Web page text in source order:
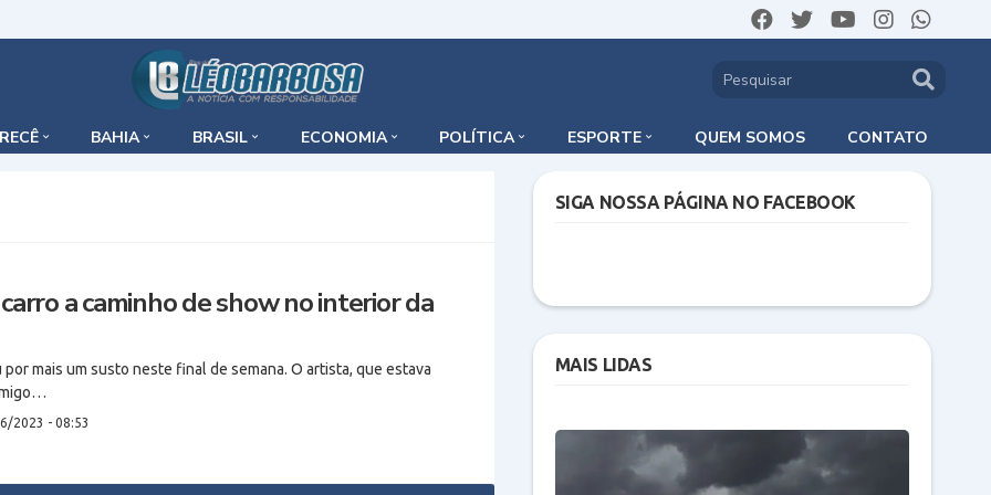
BAHIA BRASIL ECONOMIA POLÍTICA ESPORTE QUEM SOMOS CONTATO
a caminho de show no interior da
mais um susto neste final de semana. O artista, que estava
2023 - 08:53
SIGA NOSSA PÁGINA NO FACEBOOK
MAIS LIDAS